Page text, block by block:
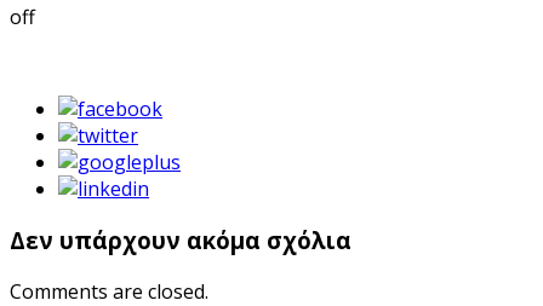
off
Δεν υπάρχουν ακόμα σχόλια
Comments are closed.